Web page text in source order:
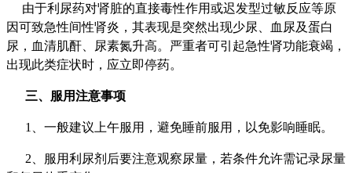
由于利尿药对肾脏的直接毒性作用或迟发型过敏反应等原
因可致急性间性肾炎，其表现是突然出现少尿、血尿及蛋白
尿，血清肌酐、尿素氮升高。严重者可引起急性肾功能衰竭，
出现此类症状时，应立即停药。
三、服用注意事项
1、一般建议上午服用，避免睡前服用，以免影响睡眠。
2、服用利尿剂后要注意观察尿量，若条件允许需记录尿量